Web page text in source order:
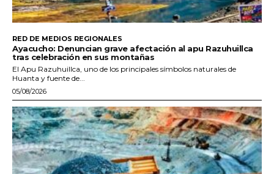
RED DE MEDIOS REGIONALES
Ayacucho: Denuncian grave afectación al apu Razuhuillca
tras celebración en sus montañas
El Apu Razuhuillca, uno de los principales símbolos naturales de
Huanta y fuente de...
05/08/2026